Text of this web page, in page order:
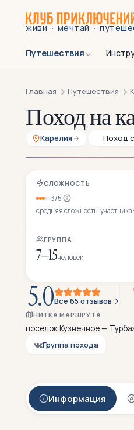
живи · мечтай ·
Путешествия
Главная Путешествия
Поход на
Карелия
Поход
СЛОЖНОСТЬ
3/5
средняя сложность,
ГРУППА
7–15человек
5.0Все 65 отзывов
НИТКА МАРШРУТА
поселок Кузнечное —
Группа похода
Информация